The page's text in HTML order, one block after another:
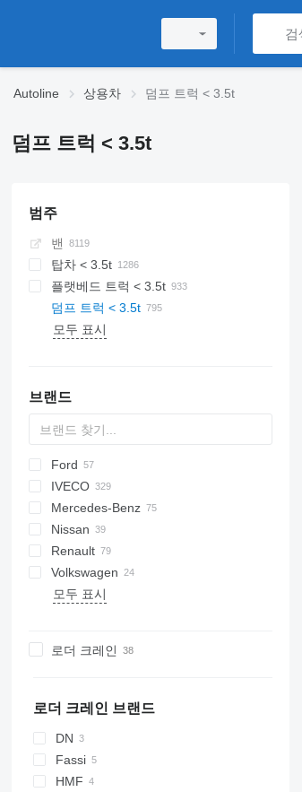
Autoline 상용차 덤프 트럭 < 3.5t
덤프 트럭 < 3.5t
범주
밴
탑차 < 3.5t
플랫베드 트럭 < 3.5t
덤프 트럭 < 3.5t
모두 표시
브랜드
D-series
1-Series
Jumper
Relay
Hijet
Doblo
Ducato
Talento
Ford
L-series
Transit
G-series
Ranger
IVECO
Daily
EuroCargo
Stralis
ELF
M-Series
NKR
NPR
K-series
TGE
TA
Mercedes-Benz
Actros
Atego
Axor
Sprinter
Canter
Canter
D-series
M-series
Nissan
Atlas
Atleon
Cabstar
NV
Movano
Boxer
Porter
Quargo
Renault
Mascott
Master
K-series
Dyna
ToyoAce
Volkswagen
Crafter
FL
모두 표시
로더 크레인
로더 크레인 브랜드
DN
Fassi
HMF